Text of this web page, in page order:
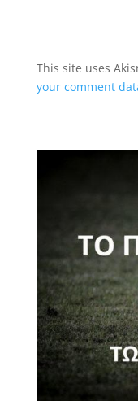
This site uses
your comment